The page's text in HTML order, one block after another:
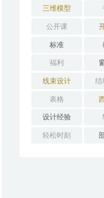
三维模型
公开课
标准
福利
线束设计 结
表格
设计经验
轻松时刻